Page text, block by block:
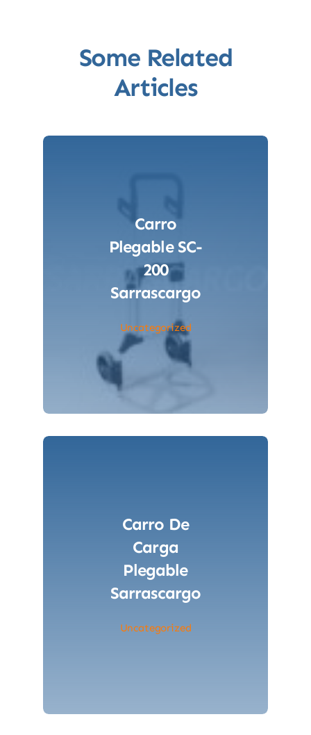
Some Related
Articles
Carro
Plegable SC-
200
Sarrascargo
Uncategorized
Carro De
Carga
Plegable
Sarrascargo
Uncategorized